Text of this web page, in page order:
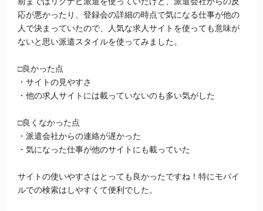
応が悪かったり、登録会の詳細の時点で気になる仕事が他の
人で決まっていたので、人気な求人サイトを使っても意味が
ないと思い派遣スタイルを使ってみました。
□良かった点
・サイトの見やすさ
・他の求人サイトには載っていないのも多い気がした
□良くなかった点
・派遣会社からの連絡が遅かった
・気になった仕事が他のサイトにも載っていた
サイトの使いやすさはとっても良かったですね！特にモバイ
ルでの検索はしやすくて便利でした。